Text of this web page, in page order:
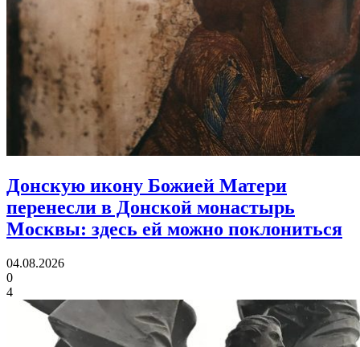
Донскую икону Божией Матери
перенесли в Донской монастырь
Москвы: здесь ей можно поклониться
04.08.2026
0
4